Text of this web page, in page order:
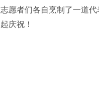
志愿者们各自烹制了一道
起庆祝！